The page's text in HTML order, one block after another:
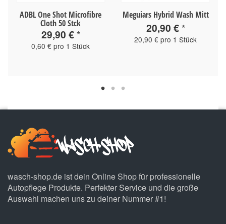
ADBL One Shot Microfibre
Cloth 50 Stck
29,90 €*
0,60 € pro 1 Stück
Meguiars Hybrid Wash Mitt
20,90 €*
20,90 € pro 1 Stück
wasch-shop.de ist dein Online Shop für professionelle
Autopflege Produkte. Perfekter Service und die große
Auswahl machen uns zu deiner Nummer #1!